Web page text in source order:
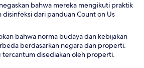
bahwa mereka mengikuti praktik
disinfeksi dari panduan Count on Us
bahwa norma budaya dan kebijakan
berdasarkan negara dan properti.
tercantum disediakan oleh properti.